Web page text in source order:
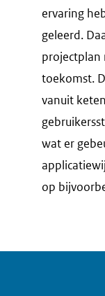
ervaring
geleerd.
projectplan
toekomst.
vanuit
wat er
op